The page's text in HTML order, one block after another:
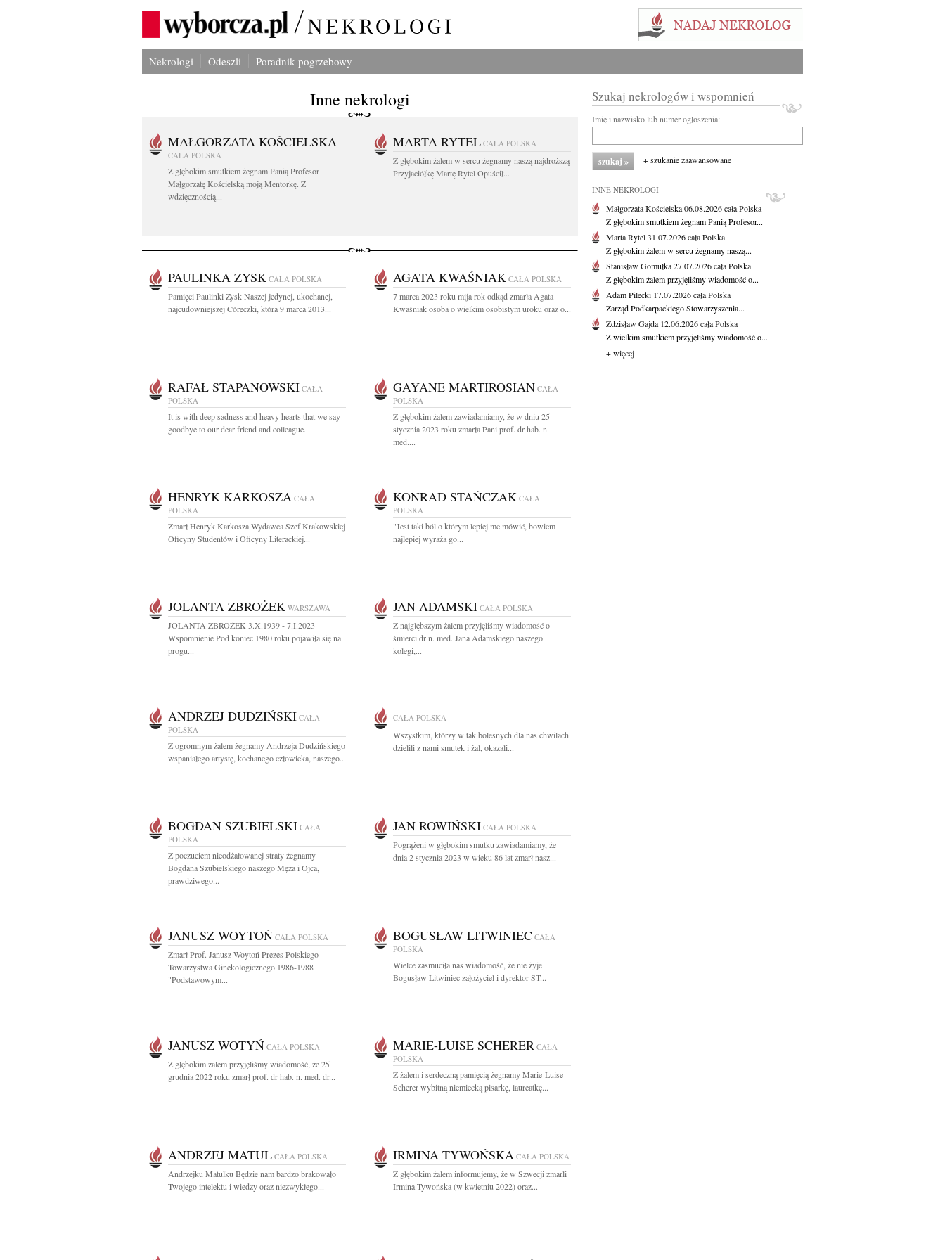
Nekrologi Odeszli Poradnik pogrzebowy
Inne nekrologi
MAŁGORZATA KOŚCIELSKA
CAŁA POLSKA
Z głębokim smutkiem żegnam Panią Profesor
Małgorzatę Kościelską moją Mentorkę. Z
wdzięcznością...
MARTA RYTEL CAŁA POLSKA
Z głębokim żalem w sercu żegnamy naszą najdroższą
Przyjaciółkę Martę Rytel Opuścił...
PAULINKA ZYSK CAŁA POLSKA
Pamięci Paulinki Zysk Naszej jedynej, ukochanej,
najcudowniejszej Córeczki, która 9 marca 2013...
AGATA KWAŚNIAK CAŁA POLSKA
7 marca 2023 roku mija rok odkąd zmarła Agata
Kwaśniak osoba o wielkim osobistym uroku oraz o...
RAFAŁ STAPANOWSKI CAŁA
POLSKA
It is with deep sadness and heavy hearts that we say
goodbye to our dear friend and colleague...
GAYANE MARTIROSIAN CAŁA
POLSKA
Z głębokim żalem zawiadamiamy, że w dniu 25
stycznia 2023 roku zmarła Pani prof. dr hab. n.
med....
HENRYK KARKOSZA CAŁA
POLSKA
Zmarł Henryk Karkosza Wydawca Szef Krakowskiej
Oficyny Studentów i Oficyny Literackiej...
KONRAD STAŃCZAK CAŁA
POLSKA
"Jest taki ból o którym lepiej me mówić, bowiem
najlepiej wyraża go...
JOLANTA ZBROŻEK WARSZAWA
JOLANTA ZBROŻEK 3.X.1939 - 7.I.2023
Wspomnienie Pod koniec 1980 roku pojawiła się na
progu...
JAN ADAMSKI CAŁA POLSKA
Z najgłębszym żalem przyjęliśmy wiadomość o
śmierci dr n. med. Jana Adamskiego naszego
kolegi,...
ANDRZEJ DUDZIŃSKI CAŁA
POLSKA
Z ogromnym żalem żegnamy Andrzeja Dudzińskiego
wspaniałego artystę, kochanego człowieka, naszego...
CAŁA POLSKA
Wszystkim, którzy w tak bolesnych dla nas chwilach
dzielili z nami smutek i żal, okazali...
BOGDAN SZUBIELSKI CAŁA
POLSKA
Z poczuciem nieodżałowanej straty żegnamy
Bogdana Szubielskiego naszego Męża i Ojca,
prawdziwego...
JAN ROWIŃSKI CAŁA POLSKA
Pogrążeni w głębokim smutku zawiadamiamy, że
dnia 2 stycznia 2023 w wieku 86 lat zmarł nasz...
JANUSZ WOYTOŃ CAŁA POLSKA
Zmarł Prof. Janusz Woytoń Prezes Polskiego
Towarzystwa Ginekologicznego 1986-1988
"Podstawowym...
BOGUSŁAW LITWINIEC CAŁA
POLSKA
Wielce zasmuciła nas wiadomość, że nie żyje
Bogusław Litwiniec założyciel i dyrektor ST...
JANUSZ WOTYŃ CAŁA POLSKA
Z głębokim żalem przyjęliśmy wiadomość, że 25
grudnia 2022 roku zmarł prof. dr hab. n. med. dr...
MARIE-LUISE SCHERER CAŁA
POLSKA
Z żalem i serdeczną pamięcią żegnamy Marie-Luise
Scherer wybitną niemiecką pisarkę, laureatkę...
ANDRZEJ MATUL CAŁA POLSKA
Andrzejku Matulku Będzie nam bardzo brakowało
Twojego intelektu i wiedzy oraz niezwykłego...
IRMINA TYWOŃSKA CAŁA POLSKA
Z głębokim żalem informujemy, że w Szwecji zmarli
Irmina Tywońska (w kwietniu 2022) oraz...
Szukaj nekrologów i wspomnień
Imię i nazwisko lub numer ogłoszenia:
+ szukanie zaawansowane
INNE NEKROLOGI
Małgorzata Kościelska06.08.2026cała Polska
Z głębokim smutkiem żegnam Panią Profesor...
Marta Rytel31.07.2026cała Polska
Z głębokim żalem w sercu żegnamy naszą...
Stanisław Gomułka27.07.2026cała Polska
Z głębokim żalem przyjęliśmy wiadomość o...
Adam Pilecki 17.07.2026cała Polska
Zarząd Podkarpackiego Stowarzyszenia...
Zdzisław Gajda 12.06.2026cała Polska
Z wielkim smutkiem przyjęliśmy wiadomość o...
+ więcej